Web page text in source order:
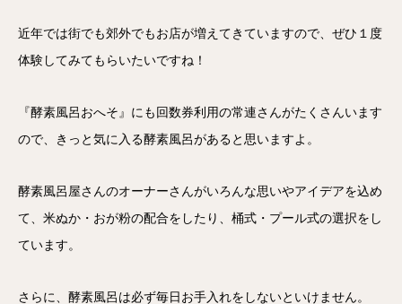
近年では街でも郊外でもお店が増えてきていますので、ぜひ１度
体験してみてもらいたいですね！
『酵素風呂おへそ』にも回数券利用の常連さんがたくさんいます
ので、きっと気に入る酵素風呂があると思いますよ。
酵素風呂屋さんのオーナーさんがいろんな思いやアイデアを込め
て、米ぬか・おが粉の配合をしたり、桶式・プール式の選択をし
ています。
さらに、酵素風呂は必ず毎日お手入れをしないといけません。